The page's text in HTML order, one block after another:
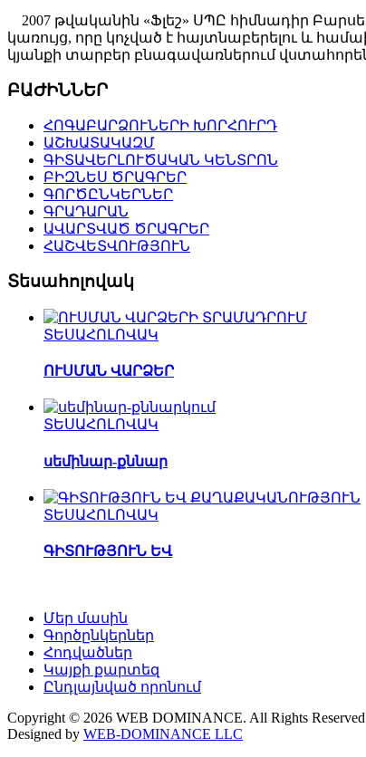
2007 թվականին «Ֆլեշ» ՍՊԸ հիմնադիր
կառույց, որը կոչված է հայտնաբերելու և
կյանքի տարբեր բնագավառներում
ԲԱԺԻՆՆԵՐ
ՀՈԳԱԲԱՐՁՈՒՆԵՐԻ ԽՈՐՀՈՒՐԴ
ԱՇԽԱՏԱԿԱԶՄ
ԳԻՏԱՎԵՐԼՈՒԾԱԿԱՆ ԿԵՆՏՐՈՆ
ԲԻԶՆԵՍ ԾՐԱԳՐԵՐ
ԳՈՐԾԸՆԿԵՐՆԵՐ
ԳՐԱԴԱՐԱՆ
ԱՎԱՐՏՎԱԾ ԾՐԱԳՐԵՐ
ՀԱՇՎԵՏՎՈՒԹՅՈՒՆ
Տեսահոլովակ
ՏԵՍԱՀՈԼՈՎԱԿ
ՈՒՍՄԱՆ ՎԱՐՁԵՐ
ՏԵՍԱՀՈԼՈՎԱԿ
սեմինար-քննար
ՏԵՍԱՀՈԼՈՎԱԿ
ԳԻՏՈՒԹՅՈՒՆ ԵՎ
Մեր մասին
Գործընկերներ
Հոդվածներ
Կայքի քարտեզ
Ընդլայնված որոնում
Copyright © 2026 WEB DOMINANCE. All Rights Reserved
Designed by WEB-DOMINANCE LLC